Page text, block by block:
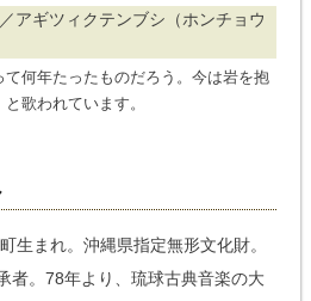
アギツィクテンブシ（ホンチョウ
て何年たったものだろう。今は岩を抱
歌われています。
生まれ。沖縄県指定無形文化財。
者。78年より、琉球古典音楽の大